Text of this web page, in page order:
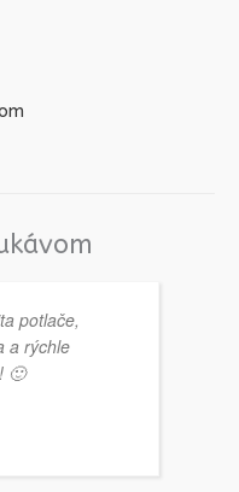
potlače,
a rýchle
🙂